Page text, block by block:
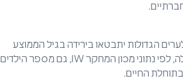
זה, מגמות ההגירה לערים הגדולות יתבטאו בירידה בגיל הממוצע
בהן. בפרנקפורט יהיה הגיל הממוצע 42.5, בברלין 42.2 ובמינכן 41.4. כמו כן יעלה, לפי נתוני מכון המחקר IW, גם מספר הילדים